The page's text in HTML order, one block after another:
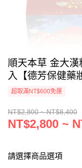
順天本草 金大
入【德芳保健藥
超取滿NT$600免運
NT$2,800 ~ NT$8,400
NT$2,800 ~
請選擇商品選項